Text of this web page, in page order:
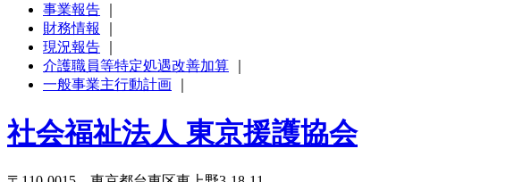
事業報告
財務情報
現況報告
介護職員等特定処遇改善加算
一般事業主行動計画
社会福祉法人 東京援護協会